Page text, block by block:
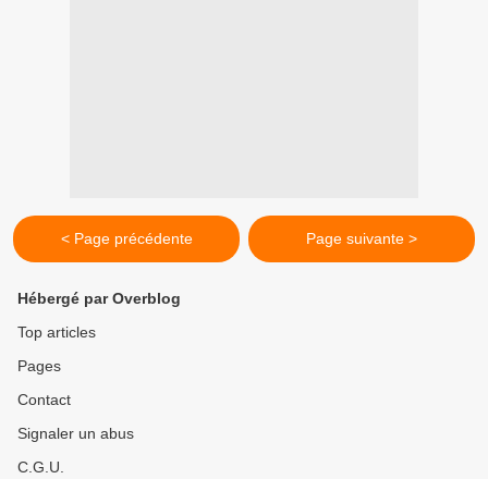
< Page précédente Page suivante >
Hébergé par Overblog
Top articles
Pages
Contact
Signaler un abus
C.G.U.